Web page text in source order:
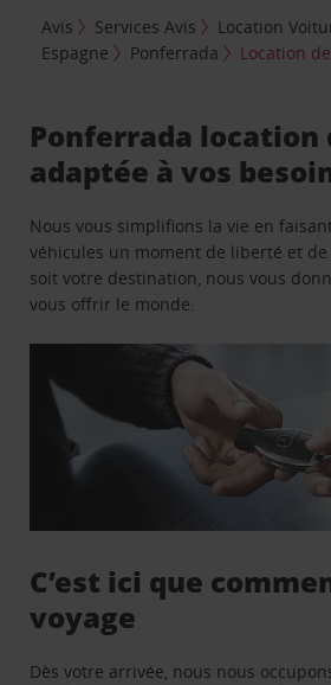
Avis Services Avis Location
Espagne
Ponferrada Location
Ponferrada location
adaptée à vos
Nous vous simplifions la vie en
véhicules un moment de liberté et
soit votre destination, nous vous
vous offrir le monde.
C’est ici que
voyage
Dès votre arrivée, nous nous